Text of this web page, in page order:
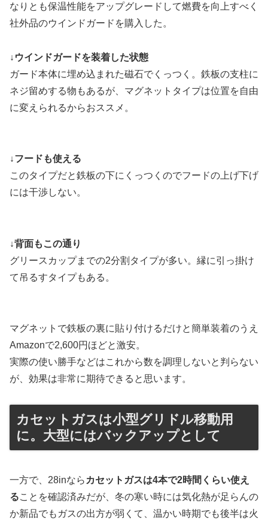
なりとも保温性能をアップグレードして燃費を向上すべく
社外品のウインドガードを購入した。
↓ウインドガードを装着した状態
ガード本体に埋め込まれた磁石でくっつく。鉄板の支柱に
ネジ留めする物もあるが、マグネットタイプは位置を自由
に変えられるからおススメ。
↓フードも使える
このタイプだと鉄板の下にくっつくのでフードの上げ下げ
には干渉しない。
↓背面もこの通り
グリースカップまでの2分割タイプが多い。縁に引っ掛け
て吊るすタイプもある。
マグネットで鉄板の裏に貼り付けるだけと簡単装着のうえ
Amazonで2,600円ほどと激安。
実際の使い勝手などはこれから数を調理しないと判らない
が、効果は非常に期待できると思います。
カセットガスは小型グリドル移動用
に。大型にはバックアップとして
一方で、28inなら カセットガスは4本で2時間くらい使え
ることを確認済みだが、冬の寒い時には気化熱が足らんの
か新品でもガスの出方が弱くて、温かい時期でも後半は火